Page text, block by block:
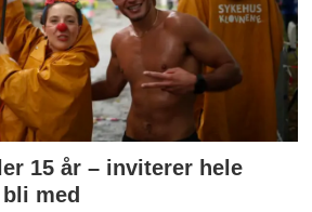
15 år – inviterer hele
med